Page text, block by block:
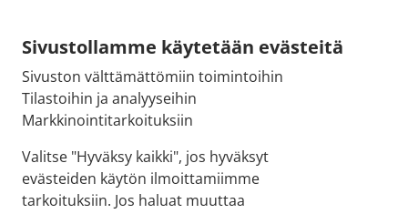
Sivustollamme käytetään evästeitä
Sivuston välttämättömiin toimintoihin
Tilastoihin ja analyyseihin
Markkinointitarkoituksiin
Valitse "Hyväksy kaikki", jos hyväksyt
evästeiden käytön ilmoittamiimme
tarkoituksiin. Jos haluat muuttaa
Sähköpostiosoite:
kirjaamo [at] fimea.fi
Fimean vaihde:
029 522 3341